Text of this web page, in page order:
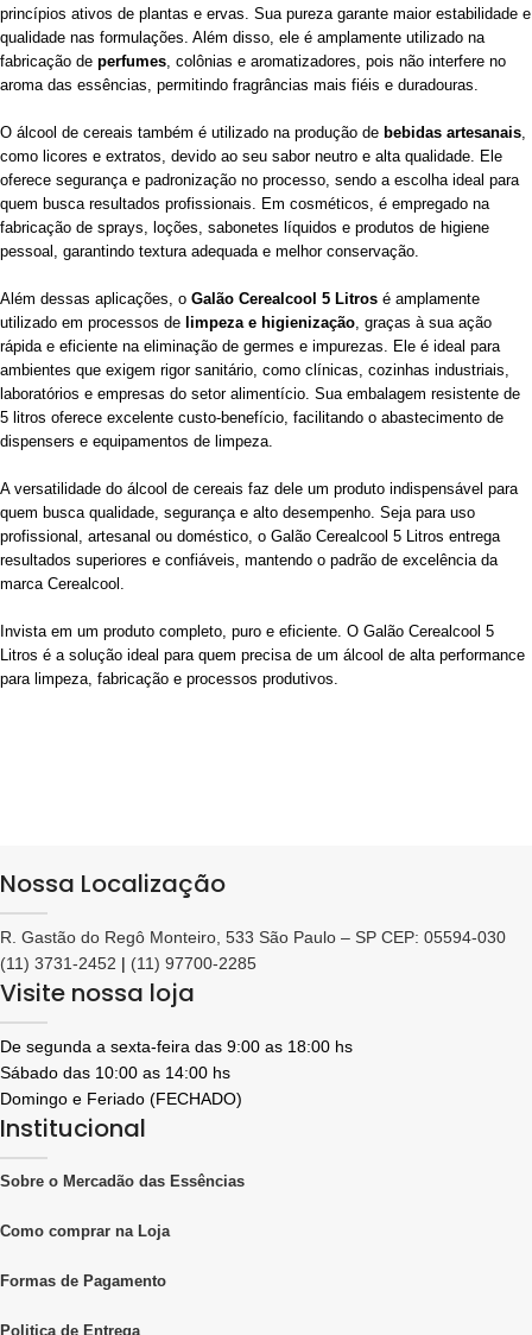
princípios ativos de plantas e ervas. Sua pureza garante maior estabilidade e
qualidade nas formulações. Além disso, ele é amplamente utilizado na
fabricação de perfumes, colônias e aromatizadores, pois não interfere no
aroma das essências, permitindo fragrâncias mais fiéis e duradouras.
O álcool de cereais também é utilizado na produção de bebidas artesanais,
como licores e extratos, devido ao seu sabor neutro e alta qualidade. Ele
oferece segurança e padronização no processo, sendo a escolha ideal para
quem busca resultados profissionais. Em cosméticos, é empregado na
fabricação de sprays, loções, sabonetes líquidos e produtos de higiene
pessoal, garantindo textura adequada e melhor conservação.
Além dessas aplicações, o Galão Cerealcool 5 Litros é amplamente
utilizado em processos de limpeza e higienização, graças à sua ação
rápida e eficiente na eliminação de germes e impurezas. Ele é ideal para
ambientes que exigem rigor sanitário, como clínicas, cozinhas industriais,
laboratórios e empresas do setor alimentício. Sua embalagem resistente de
5 litros oferece excelente custo-benefício, facilitando o abastecimento de
dispensers e equipamentos de limpeza.
A versatilidade do álcool de cereais faz dele um produto indispensável para
quem busca qualidade, segurança e alto desempenho. Seja para uso
profissional, artesanal ou doméstico, o Galão Cerealcool 5 Litros entrega
resultados superiores e confiáveis, mantendo o padrão de excelência da
marca Cerealcool.
Invista em um produto completo, puro e eficiente. O Galão Cerealcool 5
Litros é a solução ideal para quem precisa de um álcool de alta performance
para limpeza, fabricação e processos produtivos.
Nossa Localização
R. Gastão do Regô Monteiro, 533 São Paulo – SP CEP: 05594-030
(11) 3731-2452 | (11) 97700-2285
Visite nossa loja
De segunda a sexta-feira das 9:00 as 18:00 hs
Sábado das 10:00 as 14:00 hs
Domingo e Feriado (FECHADO)
Institucional
Sobre o Mercadão das Essências
Como comprar na Loja
Formas de Pagamento
Politica de Entrega